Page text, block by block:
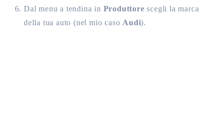
Dal menu a tendina in Produttore scegli la marca
della tua auto (nel mio casoAudi).